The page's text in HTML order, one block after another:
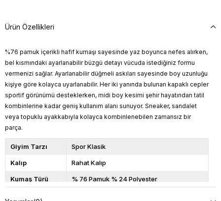
Ürün Özellikleri
%76 pamuk içerikli hafif kumaşı sayesinde yaz boyunca nefes alırken,
bel kısmındaki ayarlanabilir büzgü detayı vücuda istediğiniz formu
vermenizi sağlar. Ayarlanabilir düğmeli askıları sayesinde boy uzunluğu
kişiye göre kolayca uyarlanabilir. Her iki yanında bulunan kapaklı cepler
sportif görünümü desteklerken, midi boy kesimi şehir hayatından tatil
kombinlerine kadar geniş kullanım alanı sunuyor. Sneaker, sandalet
veya topuklu ayakkabıyla kolayca kombinlenebilen zamansız bir
parça.
Giyim Tarzı Spor Klasik
Kalıp Rahat Kalıp
Kumaş Türü % 76 Pamuk % 24 Polyester